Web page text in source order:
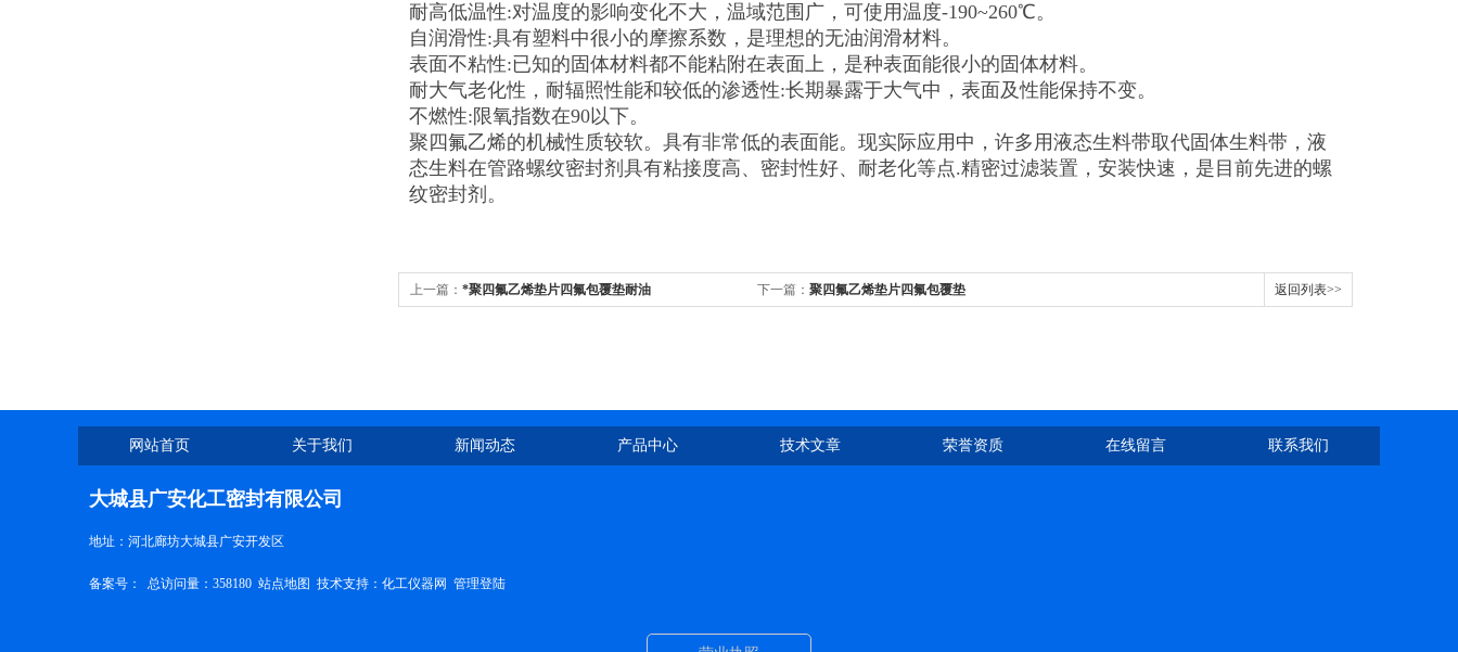
耐高低温性:对温度的影响变化不大，温域范围广，可使用温度-190~260℃。
自润滑性:具有塑料中很小的摩擦系数，是理想的无油润滑材料。
表面不粘性:已知的固体材料都不能粘附在表面上，是种表面能很小的固体材料。
耐大气老化性，耐辐照性能和较低的渗透性:长期暴露于大气中，表面及性能保持不变。
不燃性:限氧指数在90以下。
聚四氟乙烯的机械性质较软。具有非常低的表面能。现实际应用中，许多用液态生料带取代固体生料带，液
态生料在管路螺纹密封剂具有粘接度高、密封性好、耐老化等点.精密过滤装置，安装快速，是目前先进的螺
纹密封剂。
上一篇： *聚四氟乙烯垫片四氟包覆垫耐油 下一篇： 聚四氟乙烯垫片四氟包覆垫 返回列表>>
网站首页 关于我们 新闻动态 产品中心 技术文章 荣誉资质 在线留言 联系我们
大城县广安化工密封有限公司
地址：河北廊坊大城县广安开发区
备案号： 总访问量：358180 站点地图 技术支持： 化工仪器网 管理登陆